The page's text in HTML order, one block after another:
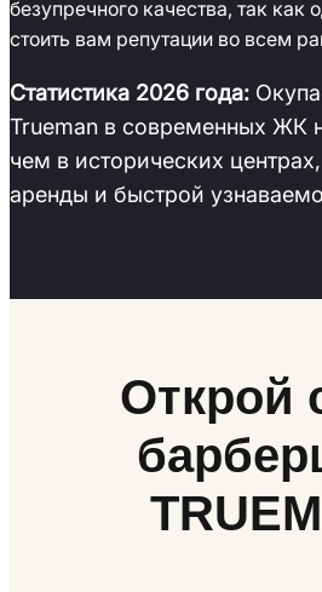
безупречного качества, так
стоить вам репутации во всем
Статистика 2026 года:
Trueman в современных ЖК
чем в исторических
аренды и быстрой
Открой